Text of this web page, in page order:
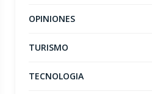
OPINIONES
TURISMO
TECNOLOGIA